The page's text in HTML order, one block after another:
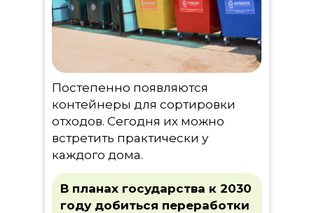
Постепенно появляются
контейнеры для сортировки
отходов. Сегодня их можно
встретить практически у
каждого дома.
В планах государства к 2030
году добиться переработки